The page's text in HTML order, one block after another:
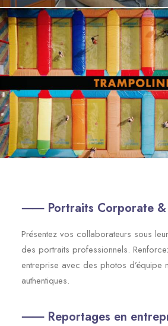
⸺ Portraits Corporate &
Présentez vos collaborateurs sous
des portraits professionnels.
entreprise avec des photos d’équipe
authentiques.
⸺ Reportages en